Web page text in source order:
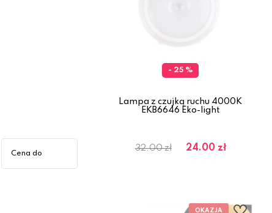
- 25 %
Lampa z czujką ruchu 4000K
EKB6646 Eko-light
32.00 zł 24.00 zł